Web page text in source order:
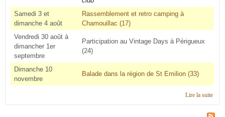
Samedi 3 et
dimanche 4 août
Rassemblement et retro camping à
Chamouillac (17)
Vendredi 30 août à
dimancher 1er
septembre
Participation au Vintage Days à Périgueux
(24)
Dimanche 10
novembre
Balade dans la région de St Emilion (33)
Lire la suitede